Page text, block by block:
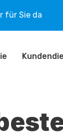
für Sie da